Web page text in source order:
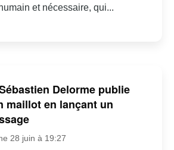
et nécessaire, qui...
Delorme publie
maillot en lançant un
28 juin à 19:27